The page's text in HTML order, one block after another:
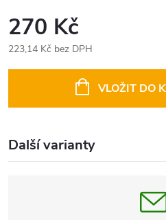
270 Kč
223,14 Kč bez DPH
VLOŽIT DO
Další varianty